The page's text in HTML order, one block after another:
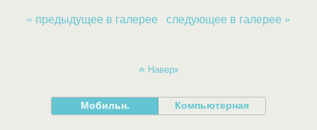
« предыдущее в галерее следующее в галерее »
Наверх
Мобильн. Компьютерная